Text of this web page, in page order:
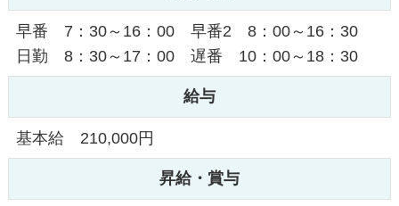
早番 7：30～16：00 早番2 8：00～16：30
日勤 8：30～17：00 遅番 10：00～18：30
給与
基本給 210,000円
昇給・賞与